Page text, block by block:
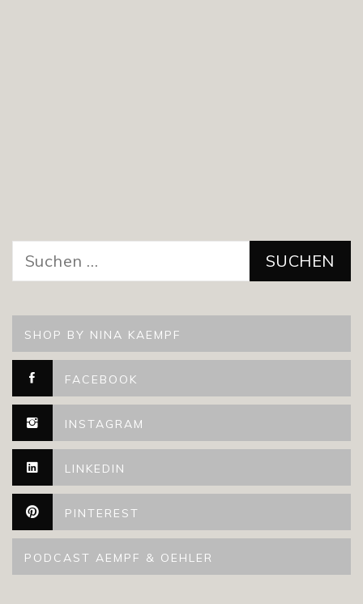
nach:
SHOP BY NINA KAEMPF
FACEBOOK
INSTAGRAM
LINKEDIN
PINTEREST
PODCAST AEMPF & OEHLER